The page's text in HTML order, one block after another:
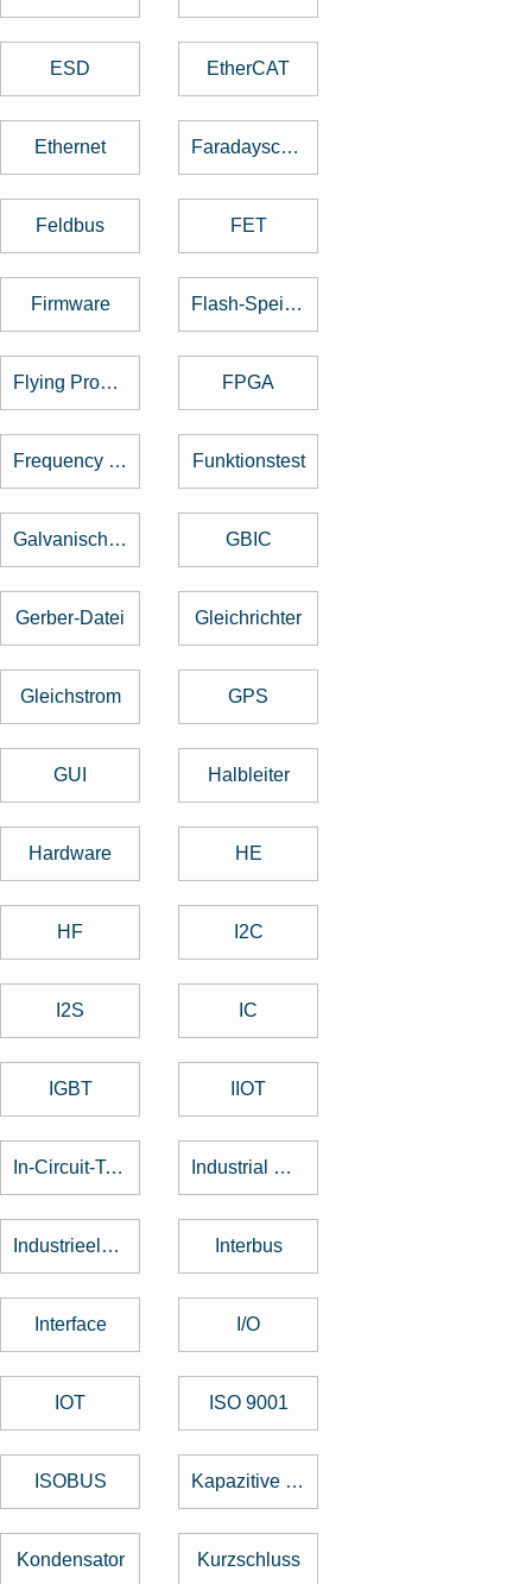
ESD EtherCAT
Ethernet Faradayscher Käfig
Feldbus FET
Firmware Flash-Speicher
Flying Probe Test FPGA
Frequency Hopping Funktionstest
Galvanische Trennung GBIC
Gerber-Datei Gleichrichter
Gleichstrom GPS
GUI Halbleiter
Hardware HE
HF I2C
I2S IC
IGBT IIOT
In-Circuit-Test Industrial Design
Industrieelektronik Interbus
Interface I/O
IOT ISO 9001
ISOBUS Kapazitive Tasten
Kondensator Kurzschluss